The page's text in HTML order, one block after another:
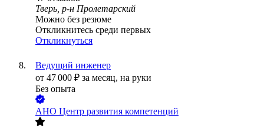
Тверь, р-н Пролетарский
Можно без резюме
Откликнитесь среди первых
Откликнуться
Ведущий инженер
от 47 000 ₽ за месяц, на руки
Без опыта
АНО Центр развития компетенций